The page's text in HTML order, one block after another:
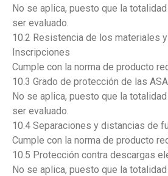
No se aplica, puesto que la
ser evaluado.
10.2 Resistencia de los materiales
Inscripciones
Cumple con la norma de producto
10.3 Grado de protección de las
No se aplica, puesto que la
ser evaluado.
10.4 Separaciones y distancias de
Cumple con la norma de producto
10.5 Protección contra descargas
No se aplica, puesto que la